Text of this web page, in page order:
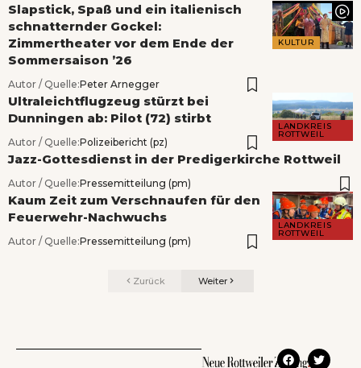
KULTUR
Slapstick, Spaß und ein italienisch
schnatternder Gockel:
Zimmertheater vor dem Ende der
Sommersaison ’26
Autor / Quelle:Peter Arnegger
LANDKREIS
ROTTWEIL
Ultraleichtflugzeug stürzt bei
Dunningen ab: Pilot (72) stirbt
Autor / Quelle:Polizeibericht (pz)
Jazz-Gottesdienst in der Predigerkirche Rottweil
Autor / Quelle:Pressemitteilung (pm)
LANDKREIS
ROTTWEIL
Kaum Zeit zum Verschnaufen für den
Feuerwehr-Nachwuchs
Autor / Quelle:Pressemitteilung (pm)
Zurück Weiter